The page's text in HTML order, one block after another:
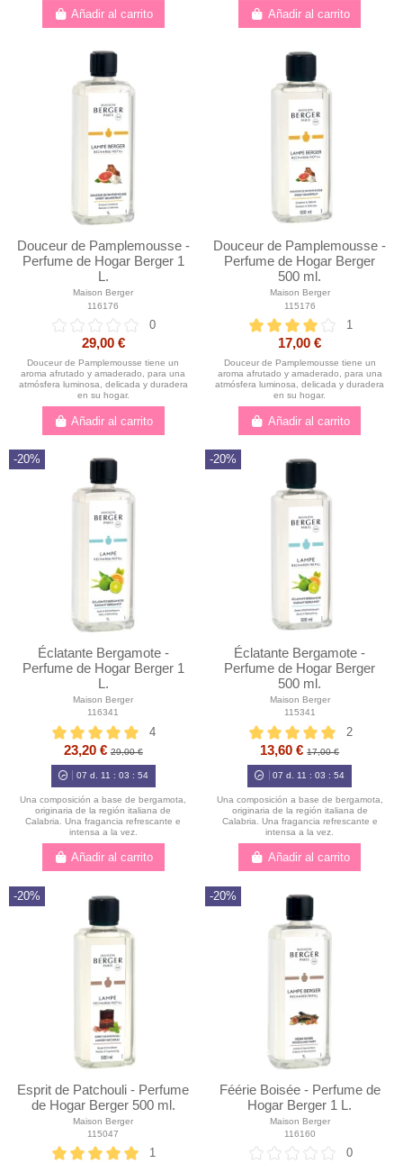
Añadir al carrito Añadir al carrito
Douceur de Pamplemousse -
Perfume de Hogar Berger 1
L.
Maison Berger
116176
0
29,00 €
Douceur de Pamplemousse tiene un
aroma afrutado y amaderado, para una
atmósfera luminosa, delicada y duradera
en su hogar.
Añadir al carrito
Douceur de Pamplemousse -
Perfume de Hogar Berger
500 ml.
Maison Berger
115176
1
17,00 €
Douceur de Pamplemousse tiene un
aroma afrutado y amaderado, para una
atmósfera luminosa, delicada y duradera
en su hogar.
Añadir al carrito
-20%
Éclatante Bergamote -
Perfume de Hogar Berger 1
L.
Maison Berger
116341
4
23,20 €29,00 €
07 d. 11 :03 :52
Una composición a base de bergamota,
originaria de la región italiana de
Calabria. Una fragancia refrescante e
intensa a la vez.
Añadir al carrito
-20%
Éclatante Bergamote -
Perfume de Hogar Berger
500 ml.
Maison Berger
115341
2
13,60 €17,00 €
07 d. 11 :03 :52
Una composición a base de bergamota,
originaria de la región italiana de
Calabria. Una fragancia refrescante e
intensa a la vez.
Añadir al carrito
-20%
Esprit de Patchouli - Perfume
de Hogar Berger 500 ml.
Maison Berger
115047
1
-20%
Féérie Boisée - Perfume de
Hogar Berger 1 L.
Maison Berger
116160
0